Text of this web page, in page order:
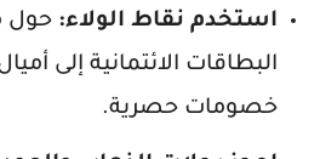
استخدم نقاط الولاء: حول
البطاقات الائتمانية إلى
خصومات حصرية.